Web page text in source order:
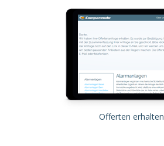
Offerten erhalten